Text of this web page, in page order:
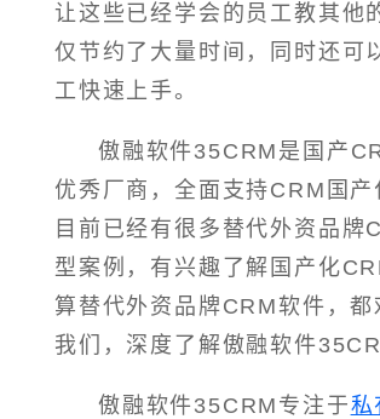
让这些已经学会的员工教其他
仅节约了大量时间，同时还可
工快速上手。
傲融软件35CRM是国产
优秀厂商，全面支持CRM国产
目前已经有很多替代外资品牌
型案例，有兴趣了解国产化
算替代外资品牌CRM软件，都
我们，深度了解傲融软件
傲融软件35CRM专注于私